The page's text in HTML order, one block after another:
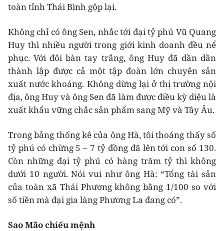
toàn tỉnh Thái Bình gộp lại.
Không chỉ có ông Sen, nhắc tới đại tỷ phú Vũ Quang
Huy thì nhiều người trong giới kinh doanh đều nể
phục. Với đôi bàn tay trắng, ông Huy đã dần dần
thành lập được cả một tập đoàn lớn chuyên sản
xuất nước khoáng. Không dừng lại ở thị trường nội
địa, ông Huy và ông Sen đã làm được điều kỳ diệu là
xuất khẩu vững chắc sản phẩm sang Mỹ và Tây Âu.
Trong bảng thống kê của ông Hà, tôi thoáng thấy số
tỷ phú có chừng 5 – 7 tỷ đồng đã lên tới con số 130.
Còn những đại tỷ phú có hàng trăm tỷ thì không
dưới 10 người. Nói vui như ông Hà: “Tổng tài sản
của toàn xã Thái Phương không bằng 1/100 so với
số tiền mà đại gia làng Phương La đang có”.
Sao Mão chiếu mệnh